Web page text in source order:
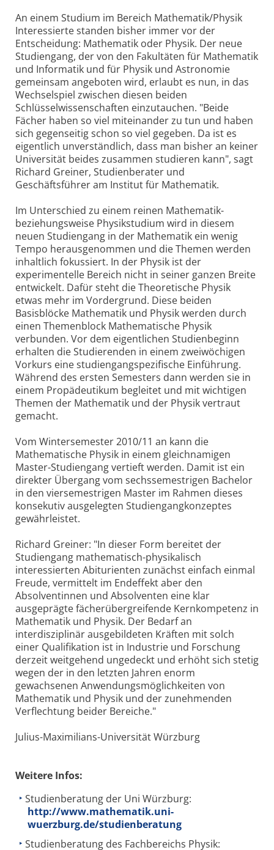
An einem Studium im Bereich Mathematik/Physik
Interessierte standen bisher immer vor der
Entscheidung: Mathematik oder Physik. Der neue
Studiengang, der von den Fakultäten für Mathematik
und Informatik und für Physik und Astronomie
gemeinsam angeboten wird, erlaubt es nun, in das
Wechselspiel zwischen diesen beiden
Schlüsselwissenschaften einzutauchen. "Beide
Fächer haben so viel miteinander zu tun und haben
sich gegenseitig schon so viel gegeben. Da ist es
eigentlich unverständlich, dass man bisher an keiner
Universität beides zusammen studieren kann", sagt
Richard Greiner, Studienberater und
Geschäftsführer am Institut für Mathematik.
Im Unterschied zu einem reinen Mathematik-
beziehungsweise Physikstudium wird in diesem
neuen Studiengang in der Mathematik ein wenig
Tempo herausgenommen und die Themen werden
inhaltlich fokussiert. In der Physik ist der
experimentelle Bereich nicht in seiner ganzen Breite
entwickelt. Dafür steht die Theoretische Physik
etwas mehr im Vordergrund. Diese beiden
Basisblöcke Mathematik und Physik werden durch
einen Themenblock Mathematische Physik
verbunden. Vor dem eigentlichen Studienbeginn
erhalten die Studierenden in einem zweiwöchigen
Vorkurs eine studiengangspezifische Einführung.
Während des ersten Semesters dann werden sie in
einem Propädeutikum begleitet und mit wichtigen
Themen der Mathematik und der Physik vertraut
gemacht.
Vom Wintersemester 2010/11 an kann die
Mathematische Physik in einem gleichnamigen
Master-Studiengang vertieft werden. Damit ist ein
direkter Übergang vom sechssemestrigen Bachelor
in den viersemestrigen Master im Rahmen dieses
konsekutiv ausgelegten Studiengangkonzeptes
gewährleistet.
Richard Greiner: "In dieser Form bereitet der
Studiengang mathematisch-physikalisch
interessierten Abiturienten zunächst einfach einmal
Freude, vermittelt im Endeffekt aber den
Absolventinnen und Absolventen eine klar
ausgeprägte fächerübergreifende Kernkompetenz in
Mathematik und Physik. Der Bedarf an
interdisziplinär ausgebildeten Kräften mit solch
einer Qualifikation ist in Industrie und Forschung
derzeit weitgehend ungedeckt und erhöht sich stetig
wegen der in den letzten Jahren enorm
gewachsenen Anwendungsmöglichkeiten von
Mathematik und Physik und der zunehmenden
Verflechtung beider Bereiche."
Julius-Maximilians-Universität Würzburg
Weitere Infos:
Studienberatung der Uni Würzburg:
http://www.mathematik.uni-
wuerzburg.de/studienberatung
Studienberatung des Fachbereichs Physik: